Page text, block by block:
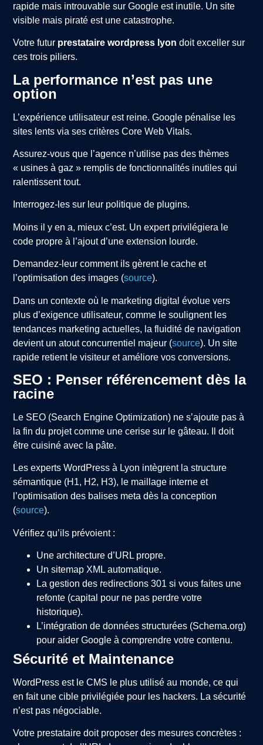
rapide mais introuvable sur Google est inutile. Un site
visible mais piraté est une catastrophe.
Votre futur prestataire wordpress lyon doit exceller sur
ces trois piliers.
La performance n’est pas une
option
L’expérience utilisateur est reine. Google pénalise les
sites lents via ses critères Core Web Vitals.
Assurez-vous que l’agence n’utilise pas des thèmes
« usines à gaz » remplis de fonctionnalités inutiles qui
ralentissent tout.
Interrogez-les sur leur politique de plugins.
Moins il y en a, mieux c’est. Un expert privilégiera le
code propre à l’ajout d’une extension lourde.
Demandez-leur comment ils gèrent le cache et
l’optimisation des images (source).
Dans un contexte où le marketing digital évolue vers
plus d’exigence utilisateur, comme le soulignent les
tendances marketing actuelles, la fluidité de navigation
devient un atout concurrentiel majeur (source). Un site
rapide retient le visiteur et améliore vos conversions.
SEO : Penser référencement dès la
racine
Le SEO (Search Engine Optimization) ne s’ajoute pas à
la fin du projet comme une cerise sur le gâteau. Il doit
être cuisiné avec la pâte.
Les experts WordPress à Lyon intègrent la structure
sémantique (H1, H2, H3), le maillage interne et
l’optimisation des balises meta dès la conception
(source).
Vérifiez qu’ils prévoient :
Une architecture d’URL propre.
Un sitemap XML automatique.
La gestion des redirections 301 si vous faites une
refonte (capital pour ne pas perdre votre
historique).
L’intégration de données structurées (Schema.org)
pour aider Google à comprendre votre contenu.
Sécurité et Maintenance
WordPress est le CMS le plus utilisé au monde, ce qui
en fait une cible privilégiée pour les hackers. La sécurité
n’est pas négociable.
Votre prestataire doit proposer des mesures concrètes :